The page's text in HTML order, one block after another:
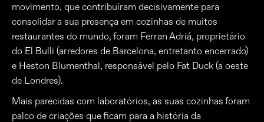
movimento, que contribuíram decisivamente para
consolidar a sua presença em cozinhas de muitos
restaurantes do mundo, foram Ferran Adriá, proprietário
do El Bulli (arredores de Barcelona, entretanto encerrado)
e Heston Blumenthal, responsável pelo Fat Duck (a oeste
de Londres).
Mais parecidas com laboratórios, as suas cozinhas foram
palco de criações que ficam para a história da